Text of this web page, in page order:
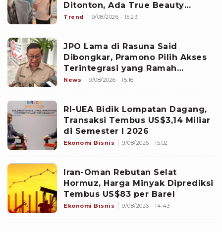
Ditonton, Ada True Beauty
hingga Family by Choice
Trend 9/08/2026 - 15:23
JPO Lama di Rasuna Said
Dibongkar, Pramono Pilih Akses
Terintegrasi yang Ramah
Disabilitas
News 9/08/2026 - 15:16
RI-UEA Bidik Lompatan Dagang,
Transaksi Tembus US$3,14 Miliar
di Semester I 2026
Ekonomi Bisnis 9/08/2026 - 15:02
Iran-Oman Rebutan Selat
Hormuz, Harga Minyak Diprediksi
Tembus US$83 per Barel
Ekonomi Bisnis 9/08/2026 - 14:43